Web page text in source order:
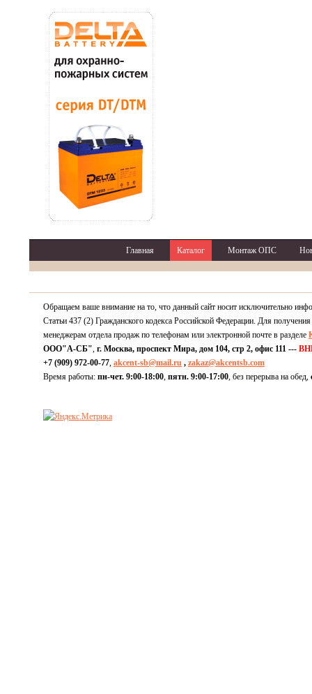
Главная Каталог Монтаж ОПС
Обращаем ваше внимание на то, что данный сайт носит исключительно
Статьи 437 (2) Гражданского кодекса Российской Федерации. Для
менеджерам отдела продаж по телефонам или электронной почте в разделе
ООО"А-СБ", г. Москва, проспект Мира, дом 104, стр 2, офис 111 ---
+7 (909) 972-00-77, akcent-sb@mail.ru , zakaz@akcentsb.com
Время работы: пн-чет. 9:00-18:00, пятн. 9:00-17:00, без перерыва на обед,